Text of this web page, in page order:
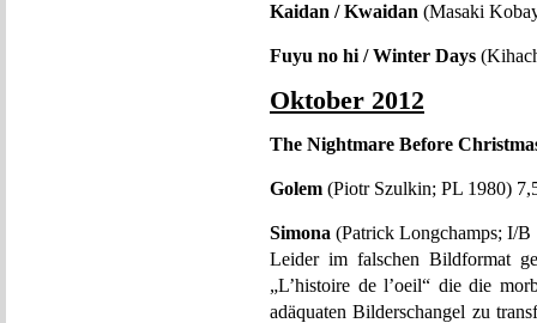
Kaidan / Kwaidan (Masaki
Fuyu no hi / Winter Days
Oktober 2012
The Nightmare Before
Golem (Piotr Szulkin; PL 1980)
Simona (Patrick Longchamps; I/B
Leider im falschen Bildformat
„L’histoire de l’oeil“ die die
adäquaten Bilderschangel zu